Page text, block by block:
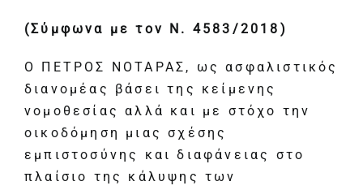
(Σύμφωνα με τον Ν. 4583/2018)
Ο ΠΕΤΡΟΣ ΝΟΤΑΡΑΣ,
ως ασφαλιστικός
διανομέας βάσει της κείμενης
νομοθεσίας αλλά και με στόχο την
οικοδόμηση μιας σχέσης
εμπιστοσύνης και διαφάνειας στο
πλαίσιο της κάλυψης των